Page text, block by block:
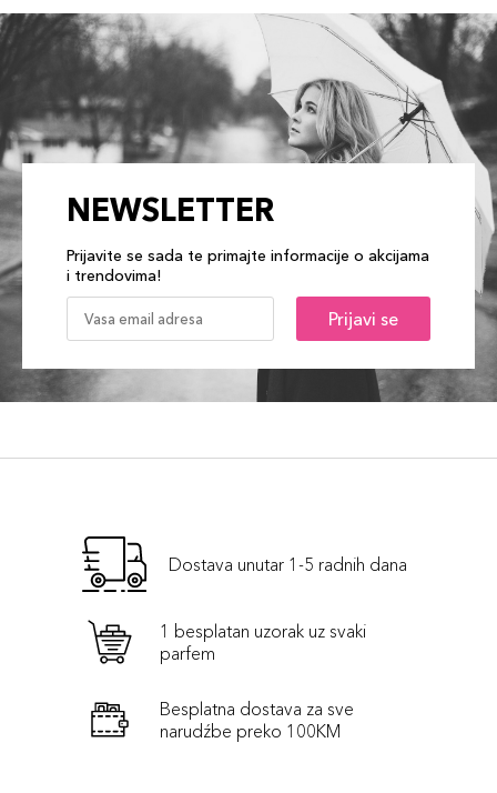
NEWSLETTER
Prijavite se sada te primajte informacije o akcijama
i trendovima!
Prijavi se
Dostava unutar 1-5 radnih dana
1 besplatan uzorak uz svaki
parfem
Besplatna dostava za sve
narudźbe preko 100KM